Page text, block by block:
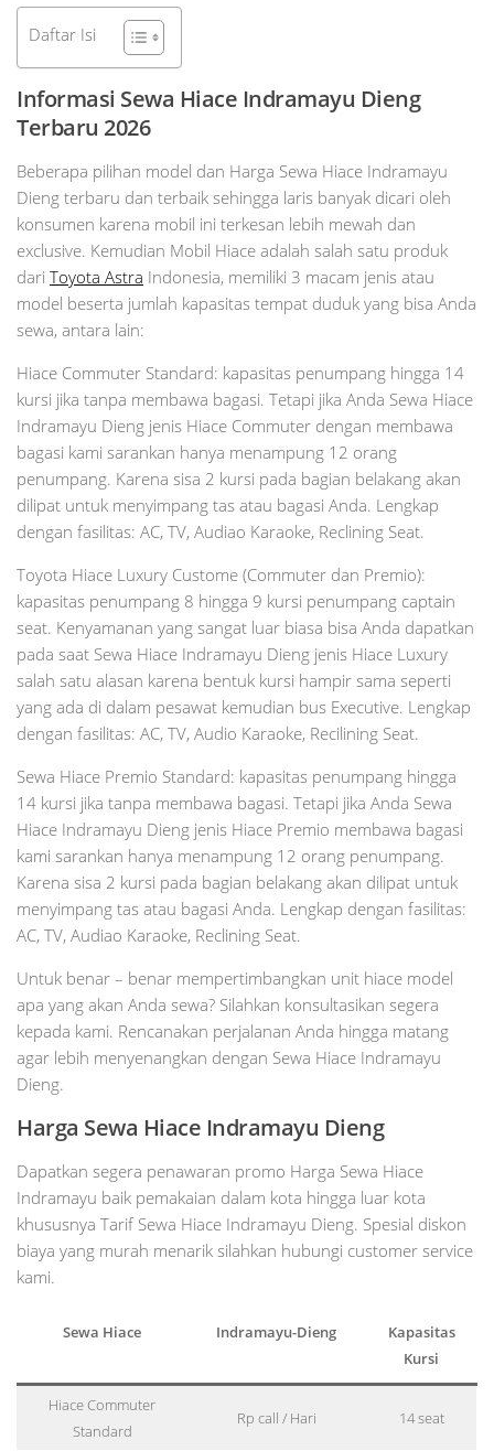
Daftar Isi
Informasi Sewa Hiace Indramayu Dieng
Terbaru 2026
Beberapa pilihan model dan Harga Sewa Hiace Indramayu
Dieng terbaru dan terbaik sehingga laris banyak dicari oleh
konsumen karena mobil ini terkesan lebih mewah dan
exclusive. Kemudian Mobil Hiace adalah salah satu produk
dari Toyota Astra Indonesia, memiliki 3 macam jenis atau
model beserta jumlah kapasitas tempat duduk yang bisa Anda
sewa, antara lain:
Hiace Commuter Standard: kapasitas penumpang hingga 14
kursi jika tanpa membawa bagasi. Tetapi jika Anda Sewa Hiace
Indramayu Dieng jenis Hiace Commuter dengan membawa
bagasi kami sarankan hanya menampung 12 orang
penumpang. Karena sisa 2 kursi pada bagian belakang akan
dilipat untuk menyimpang tas atau bagasi Anda. Lengkap
dengan fasilitas: AC, TV, Audiao Karaoke, Reclining Seat.
Toyota Hiace Luxury Custome (Commuter dan Premio):
kapasitas penumpang 8 hingga 9 kursi penumpang captain
seat. Kenyamanan yang sangat luar biasa bisa Anda dapatkan
pada saat Sewa Hiace Indramayu Dieng jenis Hiace Luxury
salah satu alasan karena bentuk kursi hampir sama seperti
yang ada di dalam pesawat kemudian bus Executive. Lengkap
dengan fasilitas: AC, TV, Audio Karaoke, Recilining Seat.
Sewa Hiace Premio Standard: kapasitas penumpang hingga
14 kursi jika tanpa membawa bagasi. Tetapi jika Anda Sewa
Hiace Indramayu Dieng jenis Hiace Premio membawa bagasi
kami sarankan hanya menampung 12 orang penumpang.
Karena sisa 2 kursi pada bagian belakang akan dilipat untuk
menyimpang tas atau bagasi Anda. Lengkap dengan fasilitas:
AC, TV, Audiao Karaoke, Reclining Seat.
Untuk benar – benar mempertimbangkan unit hiace model
apa yang akan Anda sewa? Silahkan konsultasikan segera
kepada kami. Rencanakan perjalanan Anda hingga matang
agar lebih menyenangkan dengan Sewa Hiace Indramayu
Dieng.
Harga Sewa Hiace Indramayu Dieng
Dapatkan segera penawaran promo Harga Sewa Hiace
Indramayu baik pemakaian dalam kota hingga luar kota
khususnya Tarif Sewa Hiace Indramayu Dieng. Spesial diskon
biaya yang murah menarik silahkan hubungi customer service
kami.
Sewa Hiace Indramayu-Dieng
Kapasitas
Kursi
Hiace Commuter
Standard
Rp call / Hari 14 seat